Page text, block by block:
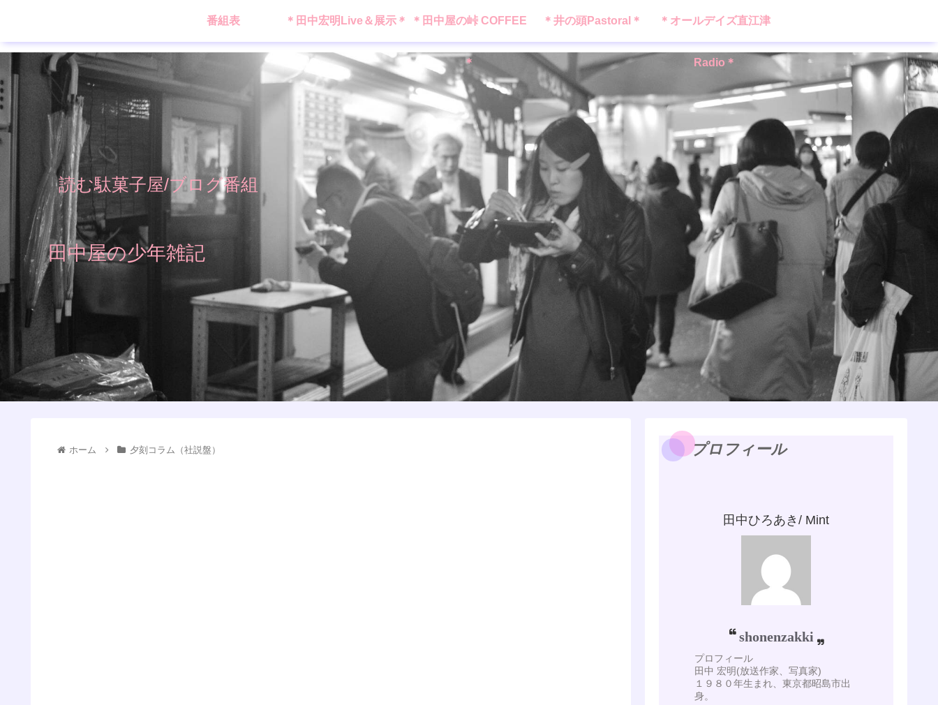
読む駄菓子屋/ブログ番組
田中屋の少年雑記
番組表 ＊田中宏明Live＆展示＊ ＊田中屋の峠 COFFEE
＊
＊井の頭Pastoral＊ ＊オールデイズ直江津
Radio＊
ホーム 夕刻コラム（社説盤） プロフィール
田中ひろあき/ Mint
shonenzakki
プロフィール
田中 宏明(放送作家、写真家)
１９８０年生まれ、東京都昭島市出
身。